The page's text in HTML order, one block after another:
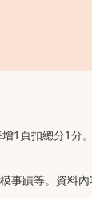
1頁扣總分1分。
事蹟等。資料